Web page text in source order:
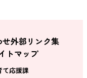
せ外部リンク集
トマップ
応援課